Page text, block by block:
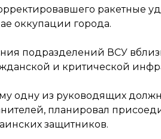
ракетные
оккупации города.
подразделений ВСУ
и критической
одну из руководящих
планировал
защитников.